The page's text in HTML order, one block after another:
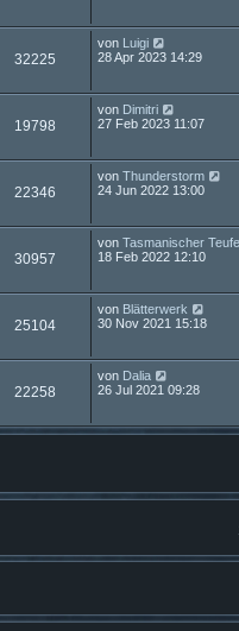
32225
von Luigi
28 Apr 2023 14:29
19798
von Dimitri
27 Feb 2023 11:07
22346
von Thunderstorm
24 Jun 2022 13:00
30957
von Tasmanischer Teufel
18 Feb 2022 12:10
25104
von Blätterwerk
30 Nov 2021 15:18
22258
von Dalia
26 Jul 2021 09:28